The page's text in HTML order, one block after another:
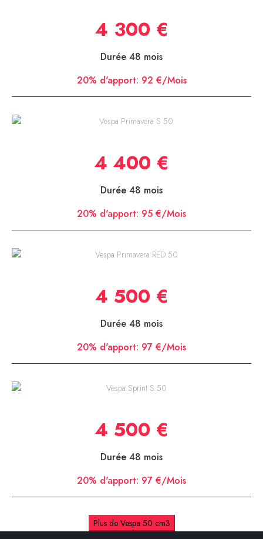
4 300 €
Durée 48 mois
20% d'apport: 92 €/Mois
4 400 €
Durée 48 mois
20% d'apport: 95 €/Mois
4 500 €
Durée 48 mois
20% d'apport: 97 €/Mois
4 500 €
Durée 48 mois
20% d'apport: 97 €/Mois
Plus de Vespa 50 cm3